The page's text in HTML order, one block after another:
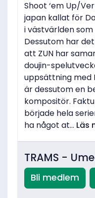
Shoot ‘em Up/
japan kallat för
i västvärlden som
Dessutom har
att ZUN har
doujin-
uppsättning med
är dessutom en
kompositör.
började hela
ha något at... Läs
TRAMS -
Bli medlem